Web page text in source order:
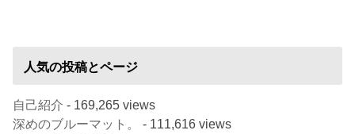
人気の投稿とページ
自己紹介 - 169,265 views
深めのブルーマット。
- 111,616 views